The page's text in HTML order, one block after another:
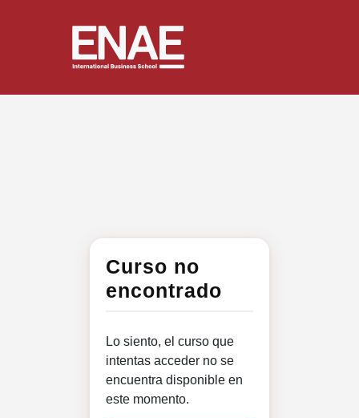
Curso no
encontrado
Lo siento, el curso que
intentas acceder no se
encuentra disponible en
este momento.